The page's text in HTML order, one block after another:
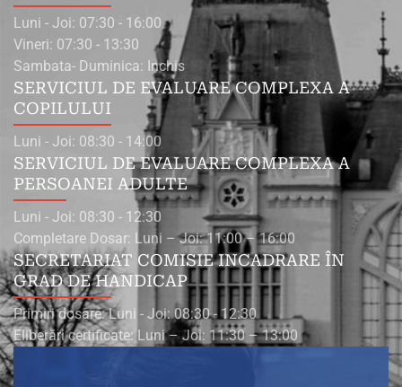
Luni - Joi: 07:30 - 16:00
Vineri: 07:30 - 13:30
Sambata- Duminica: Inchis
SERVICIUL DE EVALUARE COMPLEXA A
COPILULUI
Luni - Joi: 08:30 - 14:00
SERVICIUL DE EVALUARE COMPLEXA A
PERSOANEI ADULTE
Luni - Joi: 08:30 - 12:30
Completare Dosar: Luni – Joi: 11:00 – 16:00
SECRETARIAT COMISIE INCADRARE ÎN
GRAD DE HANDICAP
Primiri dosare: Luni - Joi: 08:30 - 12:30
Eliberări certificate: Luni – Joi: 11:30 – 13:00